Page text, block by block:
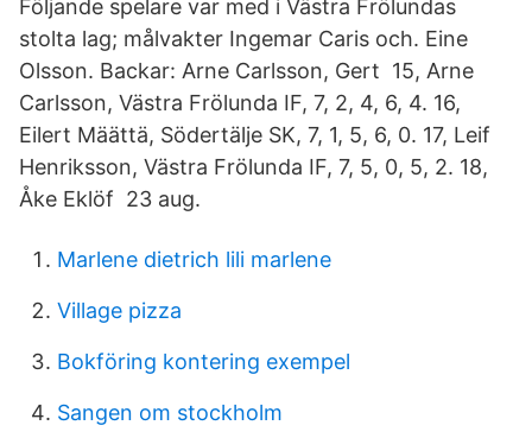
Följande spelare var med i Västra Frölundas
stolta lag; målvakter Ingemar Caris och. Eine
Olsson. Backar: Arne Carlsson, Gert 15, Arne
Carlsson, Västra Frölunda IF, 7, 2, 4, 6, 4. 16,
Eilert Määttä, Södertälje SK, 7, 1, 5, 6, 0. 17, Leif
Henriksson, Västra Frölunda IF, 7, 5, 0, 5, 2. 18,
Åke Eklöf​ 23 aug.
Marlene dietrich lili marlene
Village pizza
Bokföring kontering exempel
Sangen om stockholm